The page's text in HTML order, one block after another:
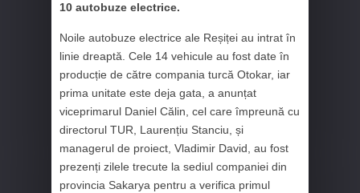
10 autobuze electrice.
Noile autobuze electrice ale Reșiței au intrat în
linie dreaptă. Cele 14 vehicule au fost date în
producție de către compania turcă Otokar, iar
prima unitate este deja gata, a anunțat
viceprimarul Daniel Călin, cel care împreună cu
directorul TUR, Laurențiu Stanciu, și
managerul de proiect, Vladimir David, au fost
prezenți zilele trecute la sediul companiei din
provincia Sakarya pentru a verifica primul